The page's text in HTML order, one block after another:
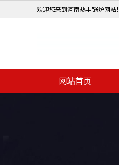
欢迎您来到河南热丰锅炉网站！
网站首页